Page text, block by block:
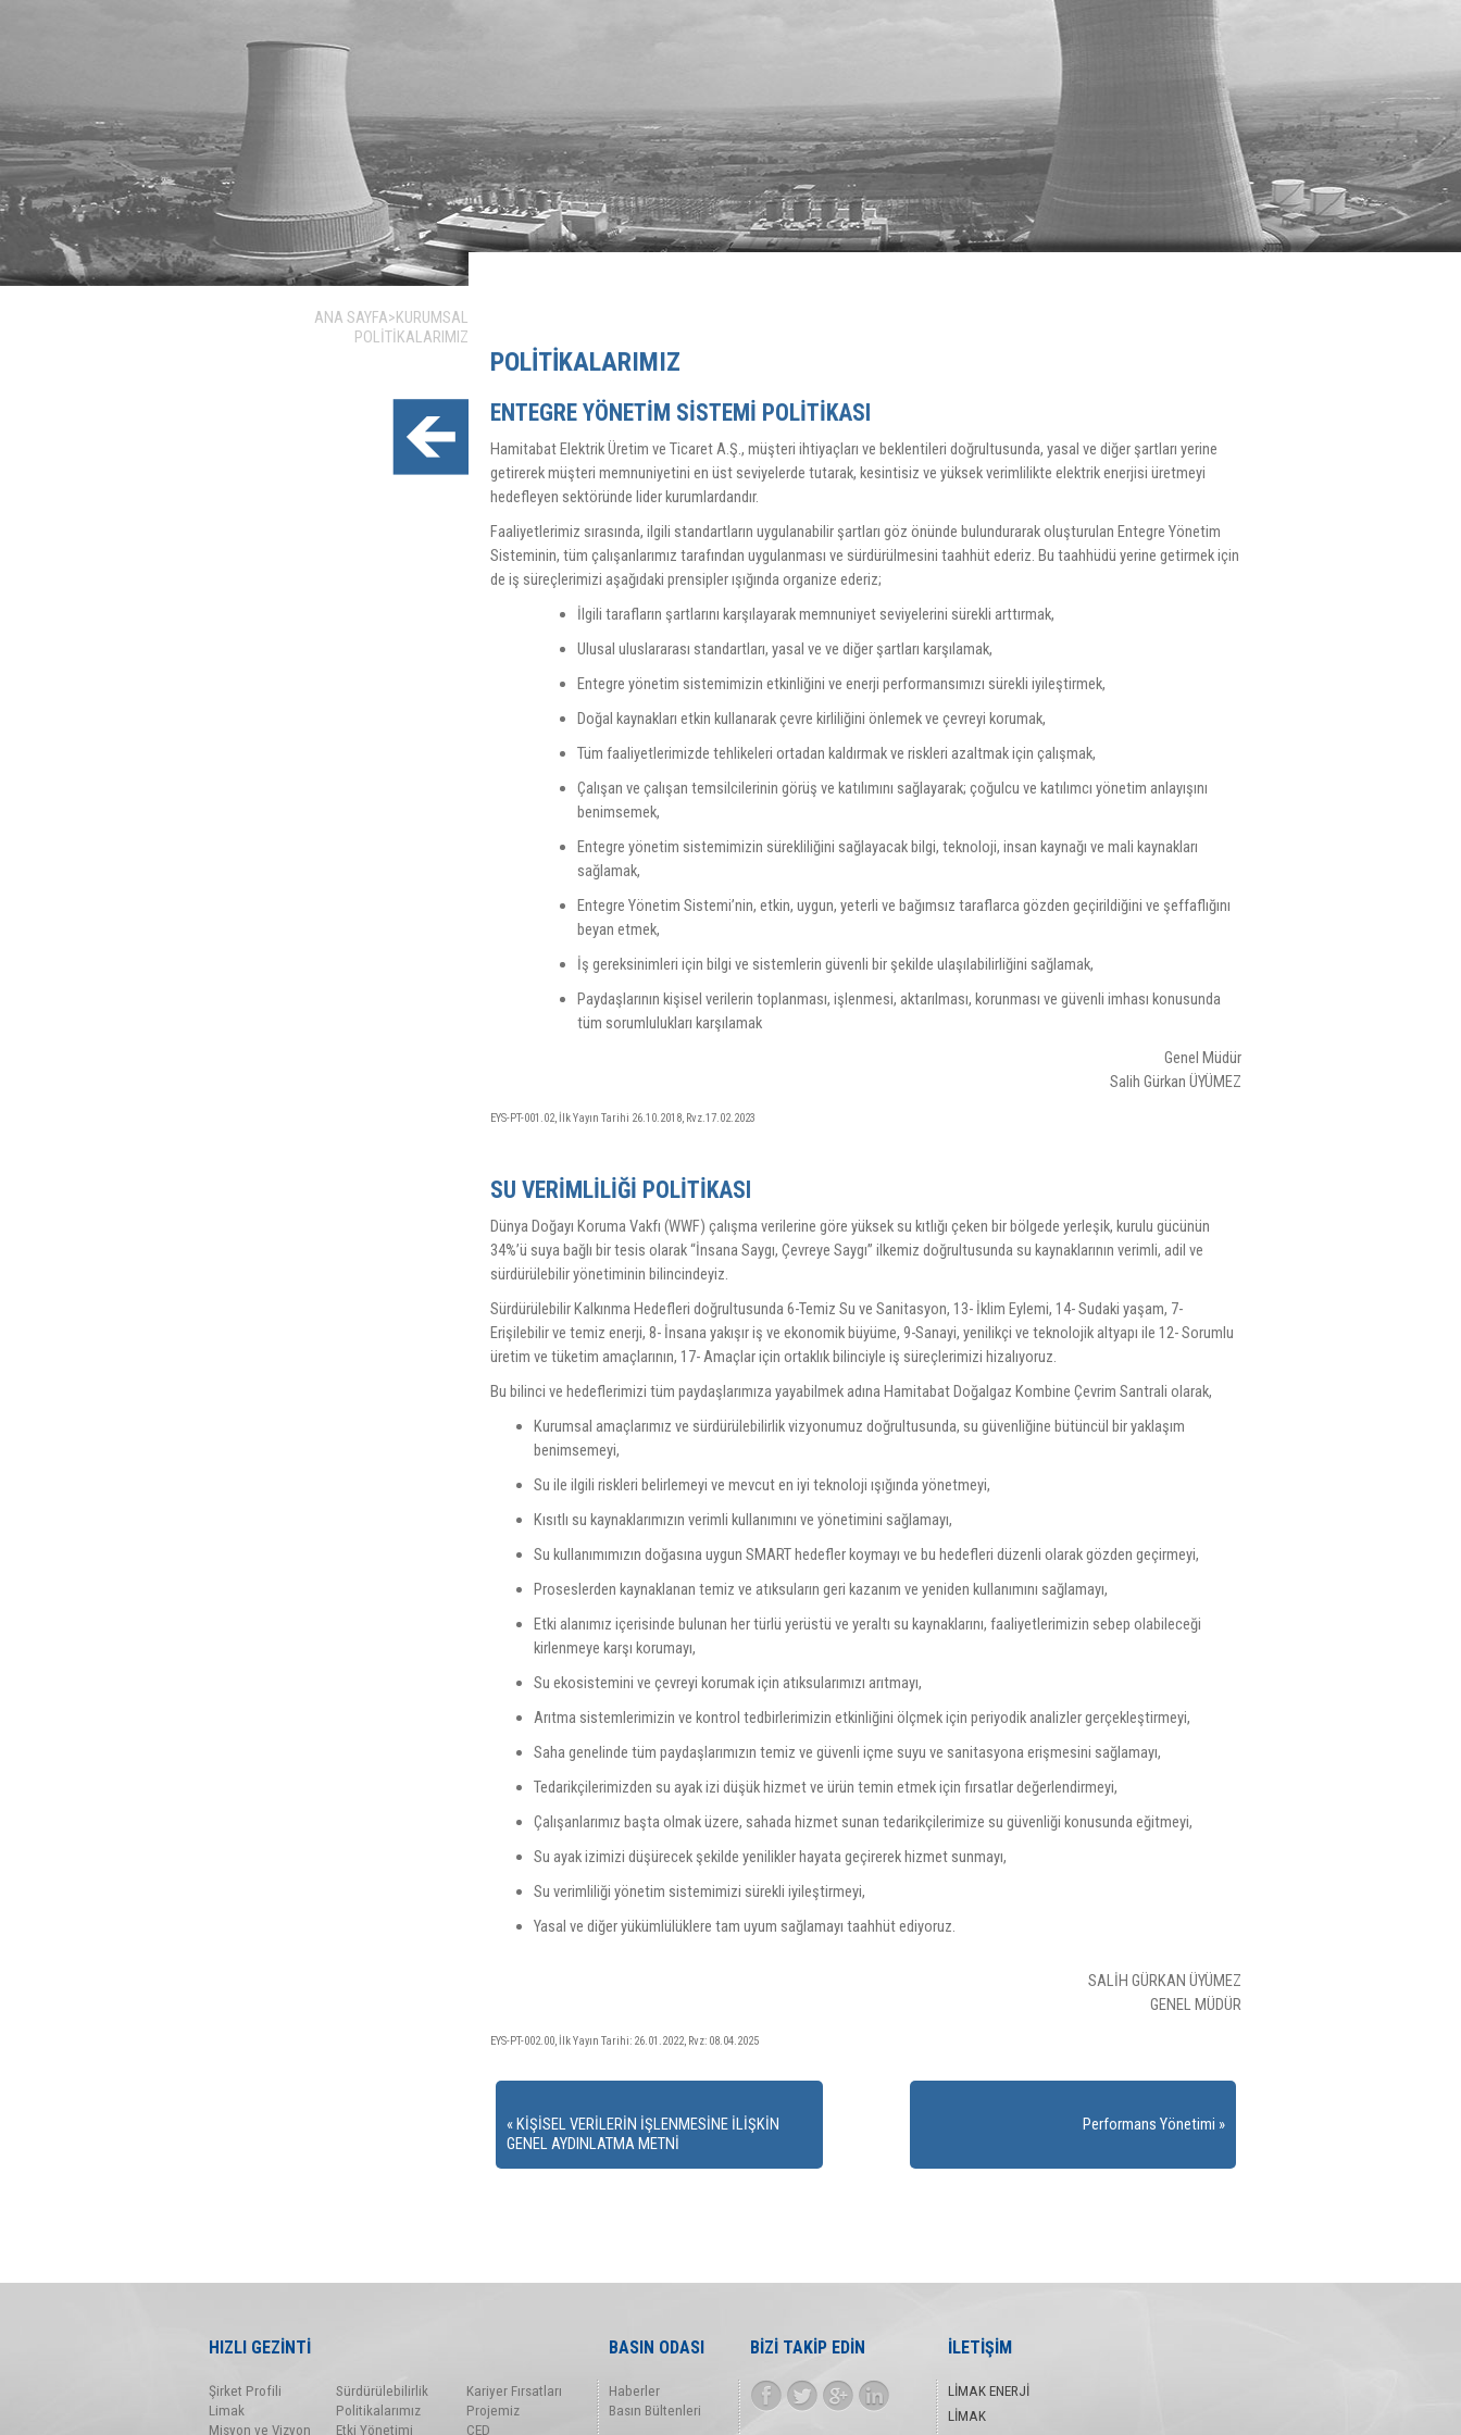
ANA SAYFA>KURUMSAL
POLITIKALARIMIZ
POLITIKALARIMIZ
ENTEGRE YÖNETİM SİSTEMİ POLİTİKASI
Hamitabat Elektrik Üretim ve Ticaret A.Ş., müşteri ihtiyaçları ve beklentileri doğrultusunda, yasal ve diğer şartları yerine
getirerek müşteri memnuniyetini en üst seviyelerde tutarak, kesintisiz ve yüksek verimlilikte elektrik enerjisi üretmeyi
hedefleyen sektöründe lider kurumlardandır.
Faaliyetlerimiz sırasında, ilgili standartların uygulanabilir şartları göz önünde bulundurarak oluşturulan Entegre Yönetim
Sisteminin, tüm çalışanlarımız tarafından uygulanması ve sürdürülmesini taahhüt ederiz. Bu taahhüdü yerine getirmek için
de iş süreçlerimizi aşağıdaki prensipler ışığında organize ederiz;
İlgili tarafların şartlarını karşılayarak memnuniyet seviyelerini sürekli arttırmak,
Ulusal uluslararası standartları, yasal ve ve diğer şartları karşılamak,
Entegre yönetim sistemimizin etkinliğini ve enerji performansımızı sürekli iyileştirmek,
Doğal kaynakları etkin kullanarak çevre kirliliğini önlemek ve çevreyi korumak,
Tüm faaliyetlerimizde tehlikeleri ortadan kaldırmak ve riskleri azaltmak için çalışmak,
Çalışan ve çalışan temsilcilerinin görüş ve katılımını sağlayarak; çoğulcu ve katılımcı yönetim anlayışını
benimsemek,
Entegre yönetim sistemimizin sürekliliğini sağlayacak bilgi, teknoloji, insan kaynağı ve mali kaynakları
sağlamak,
Entegre Yönetim Sistemi’nin, etkin, uygun, yeterli ve bağımsız taraflarca gözden geçirildiğini ve şeffaflığını
beyan etmek,
İş gereksinimleri için bilgi ve sistemlerin güvenli bir şekilde ulaşılabilirliğini sağlamak,
Paydaşlarının kişisel verilerin toplanması, işlenmesi, aktarılması, korunması ve güvenli imhası konusunda
tüm sorumlulukları karşılamak
Genel Müdür
Salih Gürkan ÜYÜMEZ
EYS-PT-001.02, İlk Yayın Tarihi 26.10.2018, Rvz.17.02.2023
SU VERİMLİLİĞİ POLİTİKASI
Dünya Doğayı Koruma Vakfı (WWF) çalışma verilerine göre yüksek su kıtlığı çeken bir bölgede yerleşik, kurulu gücünün
34%’ü suya bağlı bir tesis olarak “İnsana Saygı, Çevreye Saygı” ilkemiz doğrultusunda su kaynaklarının verimli, adil ve
sürdürülebilir yönetiminin bilincindeyiz.
Sürdürülebilir Kalkınma Hedefleri doğrultusunda 6-Temiz Su ve Sanitasyon, 13- İklim Eylemi, 14- Sudaki yaşam, 7-
Erişilebilir ve temiz enerji, 8- İnsana yakışır iş ve ekonomik büyüme, 9-Sanayi, yenilikçi ve teknolojik altyapı ile 12- Sorumlu
üretim ve tüketim amaçlarının, 17- Amaçlar için ortaklık bilinciyle iş süreçlerimizi hizalıyoruz.
Bu bilinci ve hedeflerimizi tüm paydaşlarımıza yayabilmek adına Hamitabat Doğalgaz Kombine Çevrim Santrali olarak,
Kurumsal amaçlarımız ve sürdürülebilirlik vizyonumuz doğrultusunda, su güvenliğine bütüncül bir yaklaşım
benimsemeyi,
Su ile ilgili riskleri belirlemeyi ve mevcut en iyi teknoloji ışığında yönetmeyi,
Kısıtlı su kaynaklarımızın verimli kullanımını ve yönetimini sağlamayı,
Su kullanımımızın doğasına uygun SMART hedefler koymayı ve bu hedefleri düzenli olarak gözden geçirmeyi,
Proseslerden kaynaklanan temiz ve atıksuların geri kazanım ve yeniden kullanımını sağlamayı,
Etki alanımız içerisinde bulunan her türlü yerüstü ve yeraltı su kaynaklarını, faaliyetlerimizin sebep olabileceği
kirlenmeye karşı korumayı,
Su ekosistemini ve çevreyi korumak için atıksularımızı arıtmayı,
Arıtma sistemlerimizin ve kontrol tedbirlerimizin etkinliğini ölçmek için periyodik analizler gerçekleştirmeyi,
Saha genelinde tüm paydaşlarımızın temiz ve güvenli içme suyu ve sanitasyona erişmesini sağlamayı,
Tedarikçilerimizden su ayak izi düşük hizmet ve ürün temin etmek için fırsatlar değerlendirmeyi,
Çalışanlarımız başta olmak üzere, sahada hizmet sunan tedarikçilerimize su güvenliği konusunda eğitmeyi,
Su ayak izimizi düşürecek şekilde yenilikler hayata geçirerek hizmet sunmayı,
Su verimliliği yönetim sistemimizi sürekli iyileştirmeyi,
Yasal ve diğer yükümlülüklere tam uyum sağlamayı taahhüt ediyoruz.
SALİH GÜRKAN ÜYÜMEZ
GENEL MÜDÜR
EYS-PT-002.00, İlk Yayın Tarihi: 26.01.2022, Rvz: 08.04.2025
KİŞİSEL VERİLERİN İŞLENMESİNE İLİŞKİN
GENEL AYDINLATMA METNİ
Performans Yönetimi
HIZLI GEZİNTİ BASIN ODASI BİZİ TAKİP EDİN İLETİŞİM
Şirket Profili
Limak
Misyon ve Vizyon
Sürdürülebilirlik
Politikalarımız
Etki Yönetimi
Kariyer Fırsatları
Projemiz
ÇED
Haberler
Basın Bültenleri
LİMAK ENERJİ
LİMAK